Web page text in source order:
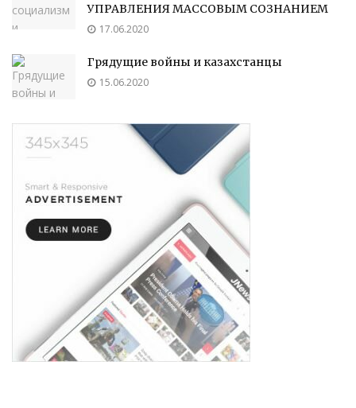
УПРАВЛЕНИЯ МАССОВЫМ СОЗНАНИЕМ
17.06.2020
Грядущие войны и казахстанцы
15.06.2020